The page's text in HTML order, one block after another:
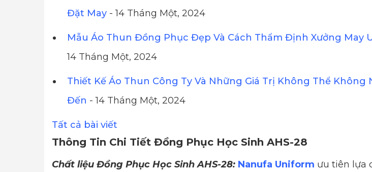
Đặt May - 14 Tháng Một, 2024
Mẫu Áo Thun Đồng Phục Đẹp Và Cách Thẩm Định Xưởng May
14 Tháng Một, 2024
Thiết Kế Áo Thun Công Ty Và Những Giá Trị Không Thể Không
Đến - 14 Tháng Một, 2024
Tất cả bài viết
Thông Tin Chi Tiết Đồng Phục Học Sinh AHS-28
Chất liệu Đồng Phục Học Sinh AHS-28: Nanufa Uniform ưu tiên lựa